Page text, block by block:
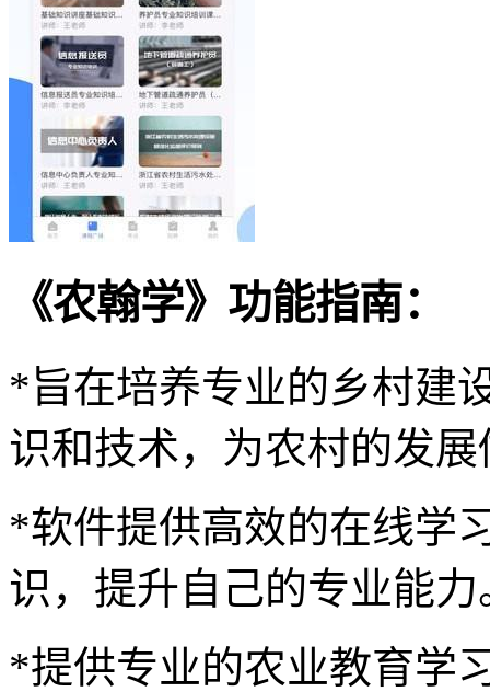
《农翰学》功能指南：
*旨在培养专业的乡村建
识和技术，为农村的发
*软件提供高效的在线学
识，提升自己的专业能力
*提供专业的农业教育学